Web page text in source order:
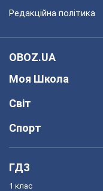
Редакційна політика
OBOZ.UA
Моя Школа
Світ
Спорт
ГДЗ
1 клас